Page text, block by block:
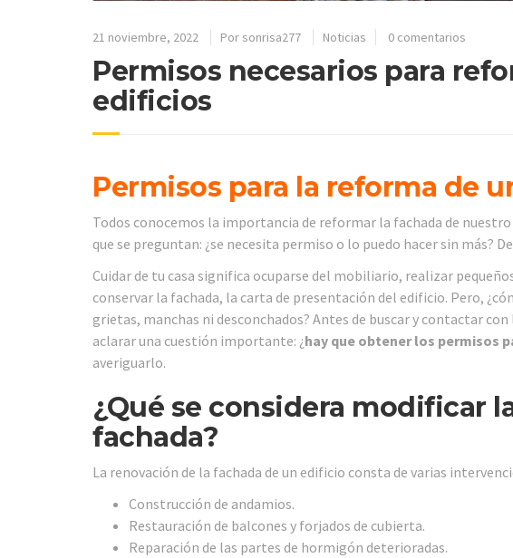
21 noviembre, 2022 Por sonrisa277 Noticias 0 comentarios
Permisos necesarios para
edificios
Permisos para la reforma de
Todos conocemos la importancia de reformar la fachada de
que se preguntan: ¿se necesita permiso o lo puedo hacer sin más?
Cuidar de tu casa significa ocuparse del mobiliario, realizar
conservar la fachada, la carta de presentación del edificio. Pero,
grietas, manchas ni desconchados? Antes de buscar y contactar
aclarar una cuestión importante: ¿hay que obtener los permisos
averiguarlo.
¿Qué se considera modificar
fachada?
La renovación de la fachada de un edificio consta de varias
Construcción de andamios.
Restauración de balcones y forjados de cubierta.
Reparación de las partes de hormigón deterioradas.